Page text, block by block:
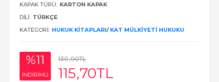
KAPAK TÜRÜ: KARTON KAPAK
DILI: TÜRKÇE
KATEGORI: HUKUK KITAPLARI/ KAT MÜLKIYETI HUKUKU
%11
INDIRIMLI
130,00TL
115,70TL